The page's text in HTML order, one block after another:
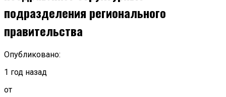
подразделения регионального
правительства
Опубликовано:
1 год назад
от